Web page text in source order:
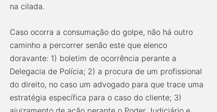
na cilada.
Caso ocorra a consumação do golpe, não há outro
caminho a percorrer senão este que elenco
doravante: 1) boletim de ocorrência perante a
Delegacia de Polícia; 2) a procura de um profissional
do direito, no caso um advogado para que trace uma
estratégia específica para o caso do cliente; 3)